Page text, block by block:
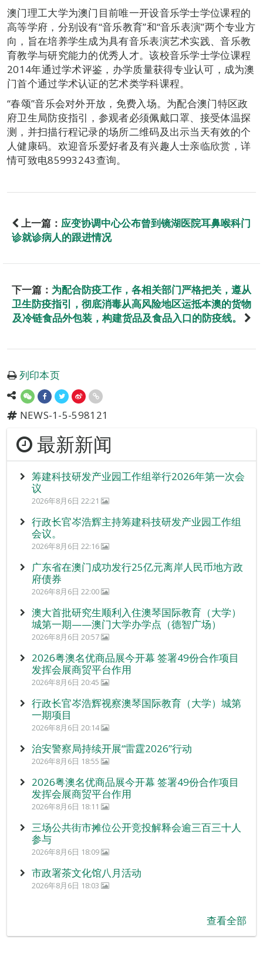
澳门理工大学为澳门目前唯一开设音乐学士学位课程的
高等学府，分别设有“音乐教育”和“音乐表演”两个专业方
向，旨在培养学生成为具有音乐表演艺术实践、音乐教
育教学与研究能力的优秀人才。该校音乐学士学位课程
2014年通过学术评鉴，办学质量获得专业认可，成为澳
门首个通过学术认证的艺术类学科课程。
“春颂”音乐会对外开放，免费入场。为配合澳门特区政
府卫生局防疫指引，参观者必须佩戴口罩、接受体温探
测，并扫描行程记录的场所二维码及出示当天有效的个
人健康码。欢迎音乐爱好者及有兴趣人士亲临欣赏，详
情可致电85993243查询。
上一篇： 应变协调中心公布曾到镜湖医院耳鼻喉科门
诊就诊病人的跟进情况
下一篇： 为配合防疫工作，各相关部门严格把关，遵从
卫生防疫指引，彻底消毒从高风险地区运抵本澳的货物
及冷链食品外包装，构建货品及食品入口的防疫线。
列印本页
NEWS-1-5-598121
最新新闻
筹建科技研发产业园工作组举行2026年第一次会
议
2026年8月6日 22:21
行政长官岑浩辉主持筹建科技研发产业园工作组
会议。
2026年8月6日 22:16
广东省在澳门成功发行25亿元离岸人民币地方政
府债券
2026年8月6日 22:00
澳大首批研究生顺利入住澳琴国际教育（大学）
城第一期——澳门大学办学点（德智广场）
2026年8月6日 20:57
2026粤澳名优商品展今开幕 签署49份合作项目
发挥会展商贸平台作用
2026年8月6日 20:45
行政长官岑浩辉视察澳琴国际教育（大学）城第
一期项目
2026年8月6日 20:14
治安警察局持续开展“雷霆2026”行动
2026年8月6日 18:55
2026粤澳名优商品展今开幕 签署49份合作项目
发挥会展商贸平台作用
2026年8月6日 18:11
三场公共街市摊位公开竞投解释会逾三百三十人
参与
2026年8月6日 18:09
市政署茶文化馆八月活动
2026年8月6日 18:03
查看全部